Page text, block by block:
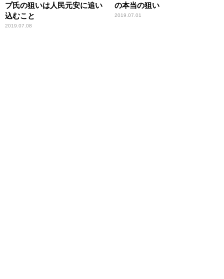
プ氏の狙いは人民元安に追い
込むこと
2019.07.08
の本当の狙い
2019.07.01